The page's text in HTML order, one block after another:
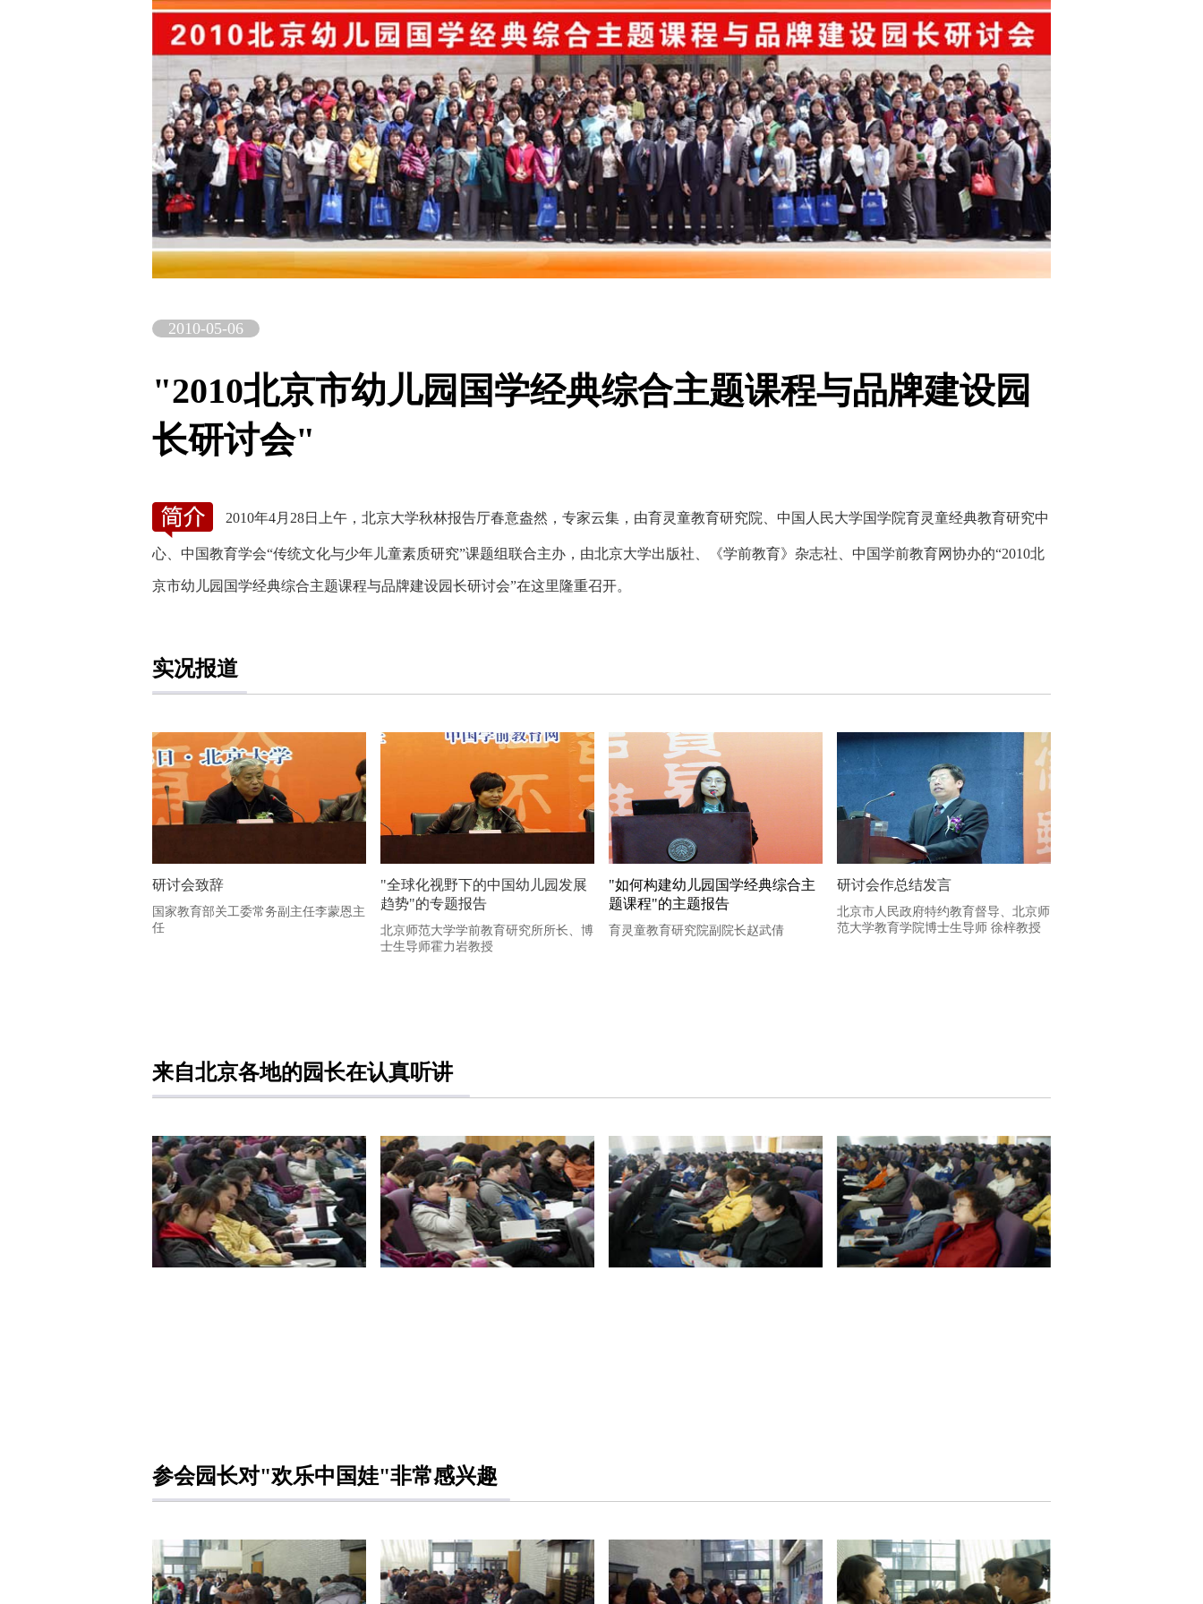
2010-05-06
"2010北京市幼儿园国学经典综合主题课程与品牌建设园
长研讨会"
2010年4月28日上午，北京大学秋林报告厅春意盎然，专家云集，由育灵童教育研究院、中国人民大学国学院育灵童经典教育研究中
心、中国教育学会“传统文化与少年儿童素质研究”课题组联合主办，由北京大学出版社、《学前教育》杂志社、中国学前教育网协办的“2010北
京市幼儿园国学经典综合主题课程与品牌建设园长研讨会”在这里隆重召开。
实况报道
研讨会致辞
国家教育部关工委常务副主任李蒙恩主
任
"全球化视野下的中国幼儿园发展
趋势"的专题报告
北京师范大学学前教育研究所所长、博
士生导师霍力岩教授
"如何构建幼儿园国学经典综合主
题课程"的主题报告
育灵童教育研究院副院长赵武倩
研讨会作总结发言
北京市人民政府特约教育督导、北京师
范大学教育学院博士生导师 徐梓教授
来自北京各地的园长在认真听讲
参会园长对"欢乐中国娃"非常感兴趣